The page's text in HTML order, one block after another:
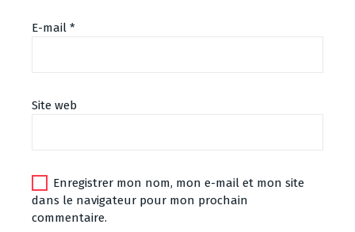
E-mail *
Site web
Enregistrer mon nom, mon e-mail et mon site
dans le navigateur pour mon prochain
commentaire.